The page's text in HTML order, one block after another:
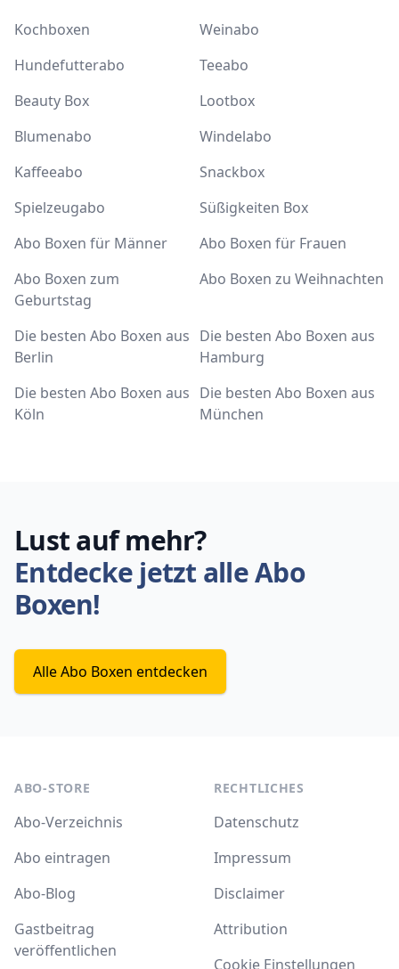
Kochboxen
Weinabo
Hundefutterabo
Teeabo
Beauty Box
Lootbox
Blumenabo
Windelabo
Kaffeeabo
Snackbox
Spielzeugabo
Süßigkeiten Box
Abo Boxen für Männer
Abo Boxen für Frauen
Abo Boxen zum
Geburtstag
Abo Boxen zu Weihnachten
Die besten Abo Boxen aus
Berlin
Die besten Abo Boxen aus
Hamburg
Die besten Abo Boxen aus
Köln
Die besten Abo Boxen aus
München
Lust auf mehr?
Entdecke jetzt alle Abo
Boxen!
Alle Abo Boxen entdecken
ABO-STORE
Abo-Verzeichnis
Abo eintragen
Abo-Blog
Gastbeitrag
veröffentlichen
RECHTLICHES
Datenschutz
Impressum
Disclaimer
Attribution
Cookie Einstellungen